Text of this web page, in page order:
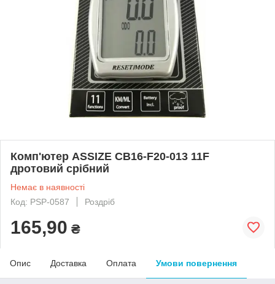
Комп'ютер ASSIZE CB16-F20-013 11F
дротовий срібний
Немає в наявності
Код: PSP-0587
Роздріб
165,90 ₴
Опис Доставка Оплата Умови повернення